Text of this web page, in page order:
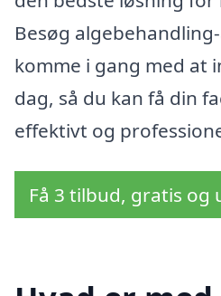
Besøg
komme i gang med at
dag, så du kan få din
effektivt og
Få 3 tilbud, gratis